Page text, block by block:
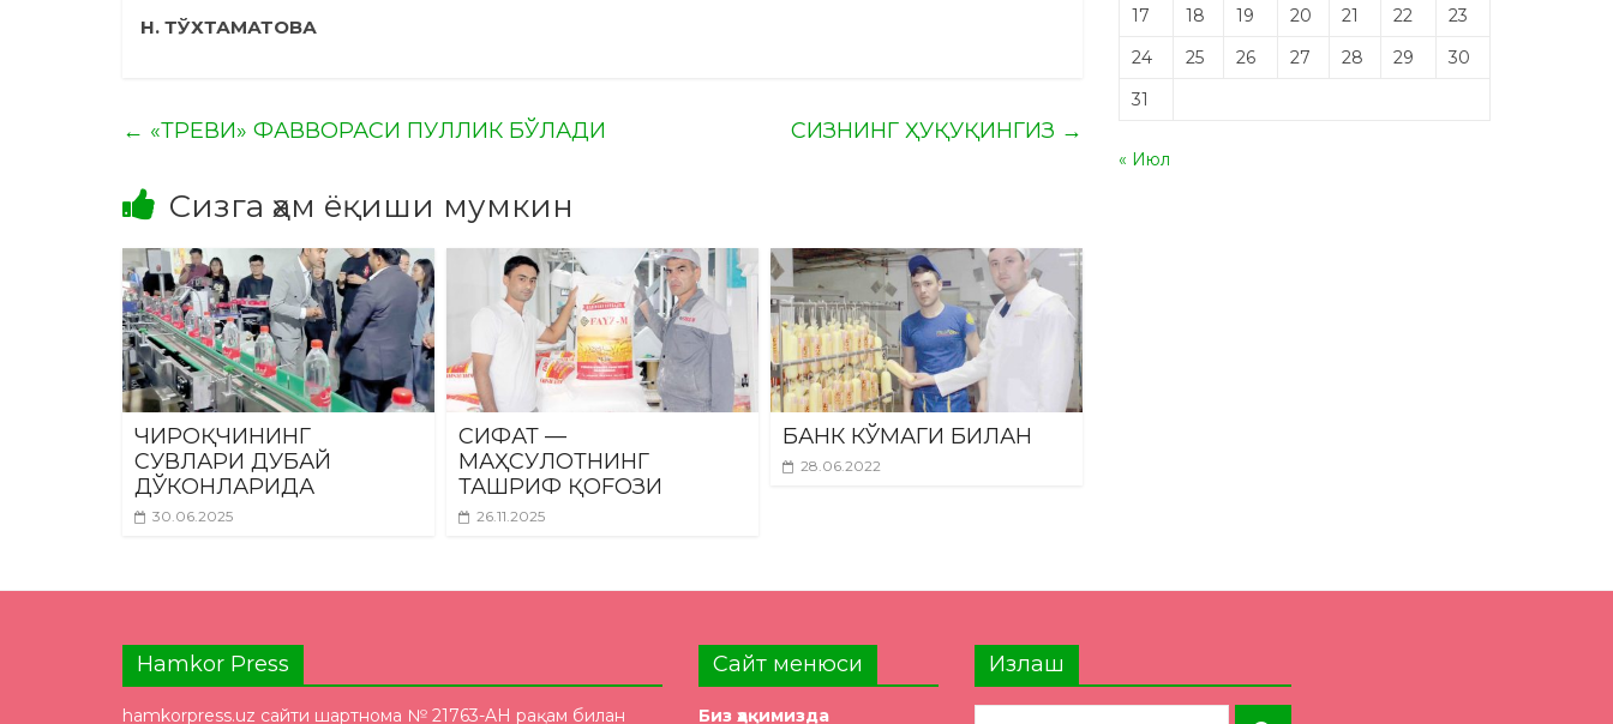
Н. ТЎХТАМАТОВА
← «ТРЕВИ» ФАВВОРАСИ ПУЛЛИК БЎЛАДИ СИЗНИНГ ҲУҚУҚИНГИЗ →
Сизга ҳам ёқиши мумкин
ЧИРОҚЧИНИНГ
СУВЛАРИ ДУБАЙ
ДЎКОНЛАРИДА
30.06.2025
СИФАТ —
МАҲСУЛОТНИНГ
ТАШРИФ ҚОFОЗИ
26.11.2025
БАНК КЎМАГИ БИЛАН
28.06.2022
17
18 19 20 21 22
23
24
25 26 27 28 29
30
31
« Июл
Hamkor Press
hamkorpress.uz сайти шартнома № 21763-AH рақам билан
Сайт менюси
Биз ҳақимизда
Излаш